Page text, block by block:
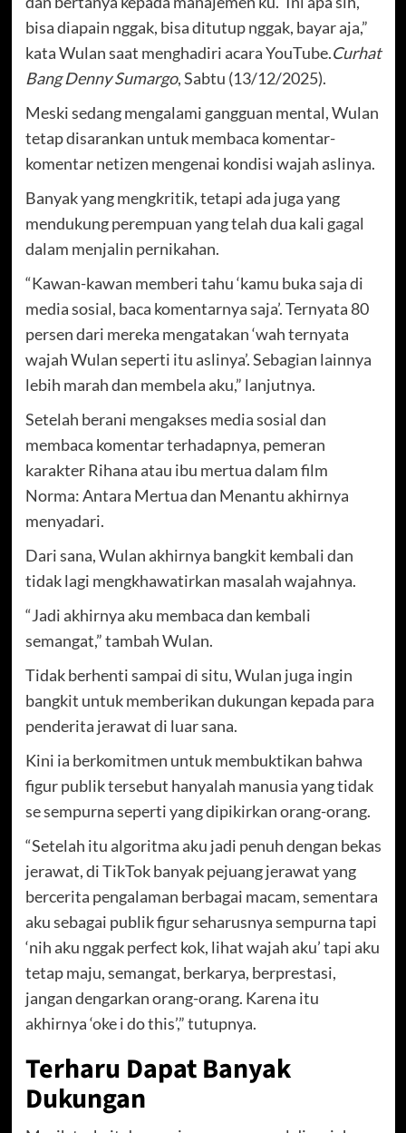
bisa diapain nggak, bisa ditutup nggak, bayar aja,”
kata Wulan saat menghadiri acara YouTube.Curhat
Bang Denny Sumargo, Sabtu (13/12/2025).
Meski sedang mengalami gangguan mental, Wulan
tetap disarankan untuk membaca komentar-
komentar netizen mengenai kondisi wajah aslinya.
Banyak yang mengkritik, tetapi ada juga yang
mendukung perempuan yang telah dua kali gagal
dalam menjalin pernikahan.
“Kawan-kawan memberi tahu ‘kamu buka saja di
media sosial, baca komentarnya saja’. Ternyata 80
persen dari mereka mengatakan ‘wah ternyata
wajah Wulan seperti itu aslinya’. Sebagian lainnya
lebih marah dan membela aku,” lanjutnya.
Setelah berani mengakses media sosial dan
membaca komentar terhadapnya, pemeran
karakter Rihana atau ibu mertua dalam film
Norma: Antara Mertua dan Menantu akhirnya
menyadari.
Dari sana, Wulan akhirnya bangkit kembali dan
tidak lagi mengkhawatirkan masalah wajahnya.
“Jadi akhirnya aku membaca dan kembali
semangat,” tambah Wulan.
Tidak berhenti sampai di situ, Wulan juga ingin
bangkit untuk memberikan dukungan kepada para
penderita jerawat di luar sana.
Kini ia berkomitmen untuk membuktikan bahwa
figur publik tersebut hanyalah manusia yang tidak
se sempurna seperti yang dipikirkan orang-orang.
“Setelah itu algoritma aku jadi penuh dengan bekas
jerawat, di TikTok banyak pejuang jerawat yang
bercerita pengalaman berbagai macam, sementara
aku sebagai publik figur seharusnya sempurna tapi
‘nih aku nggak perfect kok, lihat wajah aku’ tapi aku
tetap maju, semangat, berkarya, berprestasi,
jangan dengarkan orang-orang. Karena itu
akhirnya ‘oke i do this’,” tutupnya.
Terharu Dapat Banyak
Dukungan